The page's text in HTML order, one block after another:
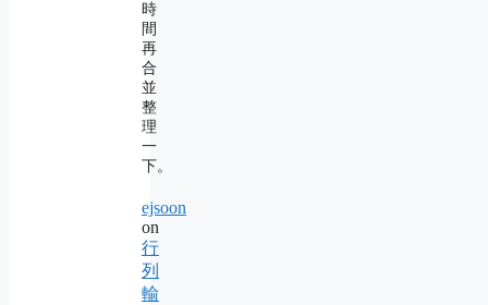
時
間
再
合
並
整
理
一
下。
ejsoon
on
行
列
輸